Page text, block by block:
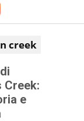
creek
Creek:
e